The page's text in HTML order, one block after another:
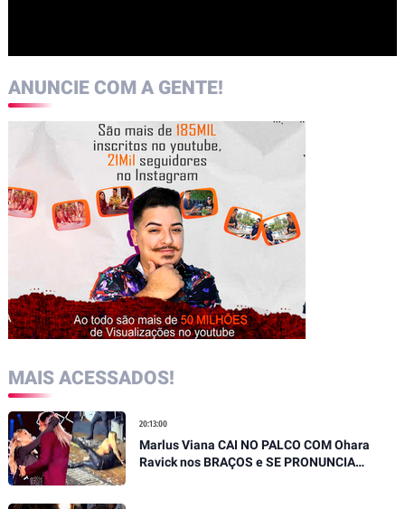
ANUNCIE COM A GENTE!
MAIS ACESSADOS!
20:13:00
Marlus Viana CAI NO PALCO COM Ohara
Ravick nos BRAÇOS e SE PRONUNCIA